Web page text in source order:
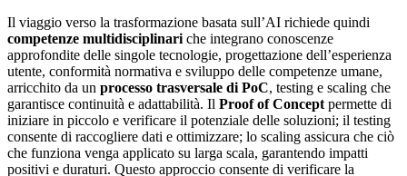
Il viaggio verso la trasformazione basata sull’AI richiede quindi
competenze multidisciplinari che integrano conoscenze
approfondite delle singole tecnologie, progettazione dell’esperienza
utente, conformità normativa e sviluppo delle competenze umane,
arricchito da un processo trasversale di PoC, testing e scaling che
garantisce continuità e adattabilità. Il Proof of Concept permette di
iniziare in piccolo e verificare il potenziale delle soluzioni; il testing
consente di raccogliere dati e ottimizzare; lo scaling assicura che ciò
che funziona venga applicato su larga scala, garantendo impatti
positivi e duraturi. Questo approccio consente di verificare la